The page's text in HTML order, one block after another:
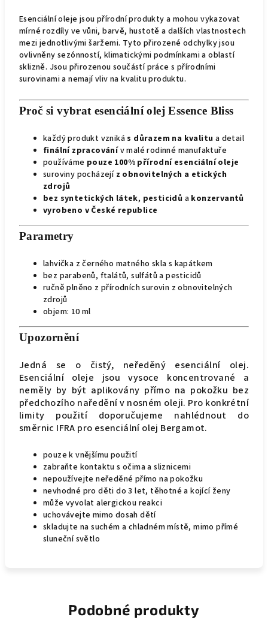
Esenciální oleje jsou přírodní produkty a mohou vykazovat
mírné rozdíly ve vůni, barvě, hustotě a dalších vlastnostech
mezi jednotlivými šaržemi. Tyto přirozené odchylky jsou
ovlivněny sezónností, klimatickými podmínkami a oblastí
sklizně. Jsou přirozenou součástí práce s přírodními
surovinami a nemají vliv na kvalitu produktu.
Proč si vybrat esenciální olej Essence Bliss
každý produkt vznikás důrazem na kvalitu a detail
finální zpracovánív malé rodinné manufaktuře
používáme pouze 100% přírodní esenciální oleje
suroviny pocházejí z obnovitelných a etických
zdrojů
bez syntetických látek, pesticidů a konzervantů
vyrobeno v České republice
Parametry
lahvička z černého matného skla s kapátkem
bez parabenů, ftalátů, sulfátů a pesticidů
ručně plněno z přírodních surovin z obnovitelných
zdrojů
objem: 10 ml
Upozornění
Jedná se o čistý, neředěný esenciální olej.
Esenciální oleje jsou vysoce koncentrované a
neměly by být aplikovány přímo na pokožku bez
předchozího naředění v nosném oleji. Pro konkrétní
limity použití doporučujeme nahlédnout do
směrnic IFRA pro esenciální olej Bergamot.
pouze k vnějšímu použití
zabraňte kontaktu s očima a sliznicemi
nepoužívejte neředěné přímo na pokožku
nevhodné pro děti do 3 let, těhotné a kojící ženy
může vyvolat alergickou reakci
uchovávejte mimo dosah dětí
skladujte na suchém a chladném místě, mimo přímé
sluneční světlo
Podobné produkty